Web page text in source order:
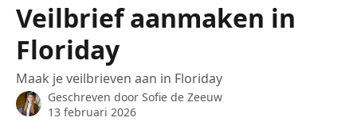
Veilbrief aanmaken in
Floriday
Maak je veilbrieven aan in Floriday
Geschreven door Sofie de Zeeuw
13 februari 2026